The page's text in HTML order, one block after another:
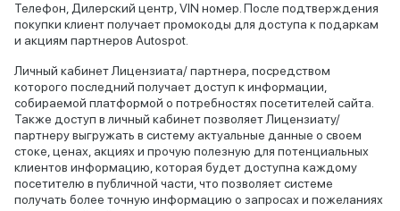
Телефон, Дилерский центр, VIN номер. После подтверждения
покупки клиент получает промокоды для доступа к подаркам
и акциям партнеров Autospot.
Личный кабинет Лицензиата/ партнера, посредством
которого последний получает доступ к информации,
собираемой платформой о потребностях посетителей сайта.
Также доступ в личный кабинет позволяет Лицензиату/
партнеру выгружать в систему актуальные данные о своем
стоке, ценах, акциях и прочую полезную для потенциальных
клиентов информацию, которая будет доступна каждому
посетителю в публичной части, что позволяет системе
получать более точную информацию о запросах и пожеланиях